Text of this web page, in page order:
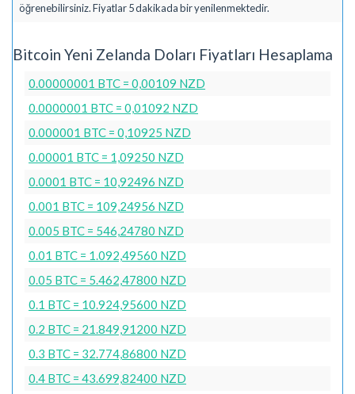
öğrenebilirsiniz. Fiyatlar 5 dakikada bir yenilenmektedir.
Bitcoin Yeni Zelanda Doları Fiyatları Hesaplama
0.00000001 BTC = 0,00109 NZD
0.0000001 BTC = 0,01092 NZD
0.000001 BTC = 0,10925 NZD
0.00001 BTC = 1,09250 NZD
0.0001 BTC = 10,92496 NZD
0.001 BTC = 109,24956 NZD
0.005 BTC = 546,24780 NZD
0.01 BTC = 1.092,49560 NZD
0.05 BTC = 5.462,47800 NZD
0.1 BTC = 10.924,95600 NZD
0.2 BTC = 21.849,91200 NZD
0.3 BTC = 32.774,86800 NZD
0.4 BTC = 43.699,82400 NZD